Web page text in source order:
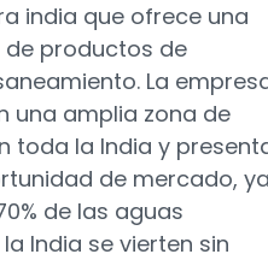
india que ofrece una
productos de
La
una amplia zona de
toda la India y
de mercado,
de las aguas
India se vierten sin